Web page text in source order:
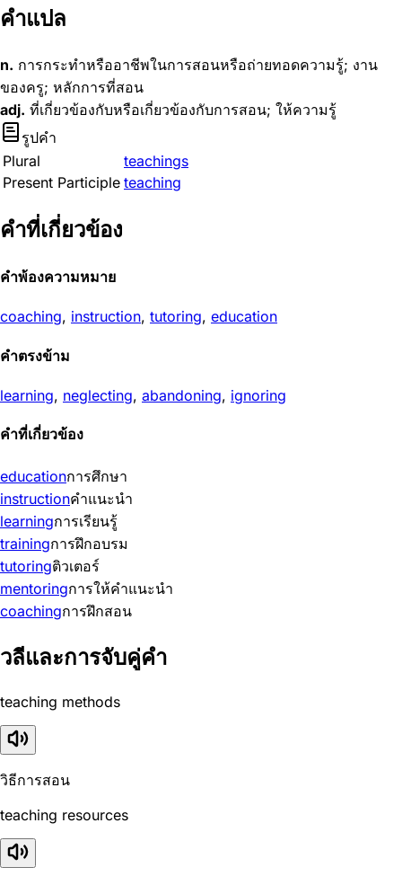
คำแปล
n. การกระทำหรืออาชีพในการสอนหรือถ่ายทอดความรู้; งาน
ของครู; หลักการที่สอน
adj. ที่เกี่ยวข้องกับหรือเกี่ยวข้องกับการสอน; ให้ความรู้
รูปคำ
Plural
teachings
Present Participle teaching
คำที่เกี่ยวข้อง
คำพ้องความหมาย
coaching, instruction, tutoring, education
คำตรงข้าม
learning, neglecting, abandoning, ignoring
คำที่เกี่ยวข้อง
educationการศึกษา
instructionคำแนะนำ
learningการเรียนรู้
trainingการฝึกอบรม
tutoringติวเตอร์
mentoringการให้คำแนะนำ
coachingการฝึกสอน
วลีและการจับคู่คำ
teaching methods
วิธีการสอน
teaching resources